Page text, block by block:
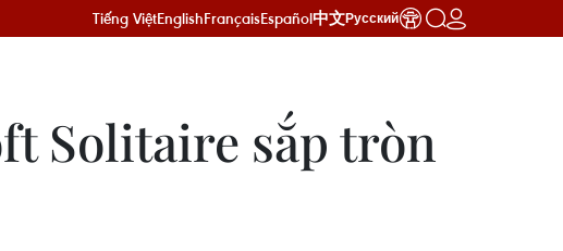
Tiếng ViệtEnglishFrançaisEspañol中文Русский
Solitaire sắp tròn